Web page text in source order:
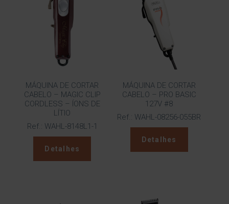
MÁQUINA DE CORTAR
CABELO – MAGIC CLIP
CORDLESS – ÍONS DE
LÍTIO
Ref.: WAHL-8148L1-1
Detalhes
MÁQUINA DE CORTAR
CABELO – PRO BASIC
127V #8
Ref.: WAHL-08256-055BR
Detalhes